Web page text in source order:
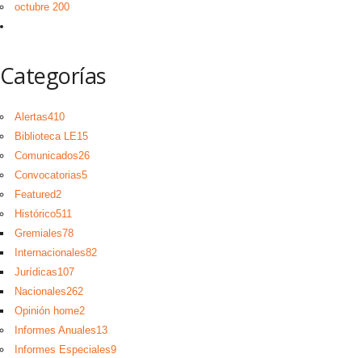
octubre 200
Categorías
Alertas410
Biblioteca LE15
Comunicados26
Convocatorias5
Featured2
Histórico511
Gremiales78
Internacionales82
Jurídicas107
Nacionales262
Opinión home2
Informes Anuales13
Informes Especiales9